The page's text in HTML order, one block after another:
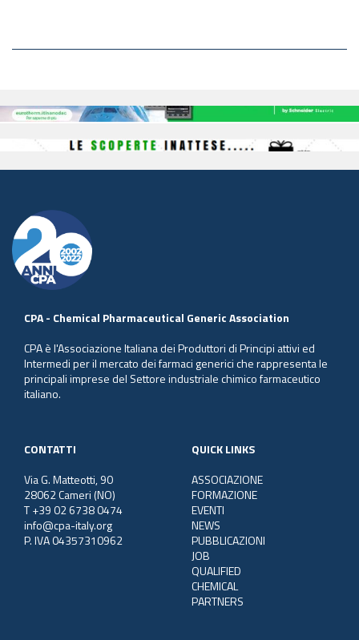
CPA - Chemical Pharmaceutical Generic Association
CPA è l'Associazione Italiana dei Produttori di Principi attivi ed
Intermedi per il mercato dei farmaci generici che rappresenta le
principali imprese del Settore industriale chimico farmaceutico
italiano.
CONTATTI
Via G. Matteotti, 90
28062 Cameri (NO)
T +39 02 6738 0474
info@cpa-italy.org
P. IVA 04357310962
QUICK LINKS
ASSOCIAZIONE
FORMAZIONE
EVENTI
NEWS
PUBBLICAZIONI
JOB
QUALIFIED
CHEMICAL
PARTNERS